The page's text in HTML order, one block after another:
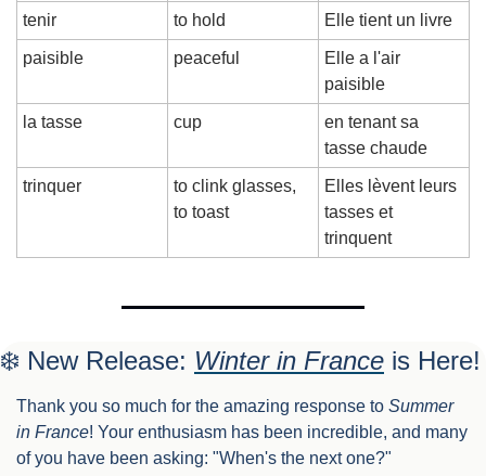
tenir to hold Elle tient un livre
paisible peaceful
Elle a l'air
paisible
la tasse cup
en tenant sa
tasse chaude
trinquer
to clink glasses,
to toast
Elles lèvent leurs
tasses et
trinquent
❄️ New Release: Winter in France is Here!
Thank you so much for the amazing response to Summer
in France! Your enthusiasm has been incredible, and many
of you have been asking: "When's the next one?"